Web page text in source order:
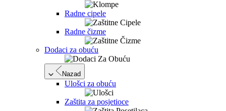
Radne cipele
Radne čizme
Dodaci za obuću
Nazad
Ulošci za obuću
Zaštita za posjetioce